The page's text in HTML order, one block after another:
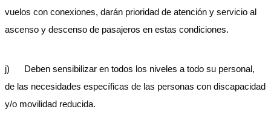
vuelos con conexiones, darán prioridad de atención y servicio al
ascenso y descenso de pasajeros en estas condiciones.
j) Deben sensibilizar en todos los niveles a todo su personal,
de las necesidades específicas de las personas con discapacidad
y/o movilidad reducida.